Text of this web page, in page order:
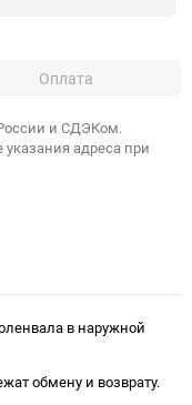
Оплата
и СДЭКом.
адреса при
в наружной
обмену и возврату.